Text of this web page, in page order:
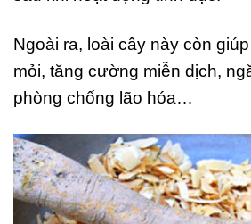
Ngoài ra, loài cây này còn
mỏi, tăng cường miễn dịch,
phòng chống lão hóa…